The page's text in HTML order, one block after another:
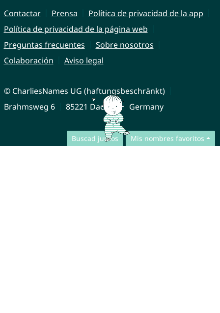
Buscad juntos Mis nombres favoritos
Contactar Prensa
Política de privacidad de la app
Política de privacidad de la página web
Preguntas frecuentes
Sobre nosotros
Colaboración
Aviso legal
© CharliesNames UG (haftungsbeschränkt)
Brahmsweg 6
85221 Dachau Germany